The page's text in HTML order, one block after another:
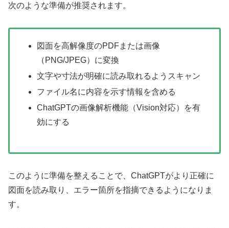
次のような準備が推奨されます。
図面を高解像度のPDFまたは画像
（PNG/JPEG）に変換
文字や寸法が明確に読み取れるようスキャン
ファイル名に内容を示す情報を含める
ChatGPTの画像解析機能（Vision対応）を有
効にする
このように準備を整えることで、ChatGPTがより正確に
図面を読み取り、エラー箇所を指摘できるようになりま
す。